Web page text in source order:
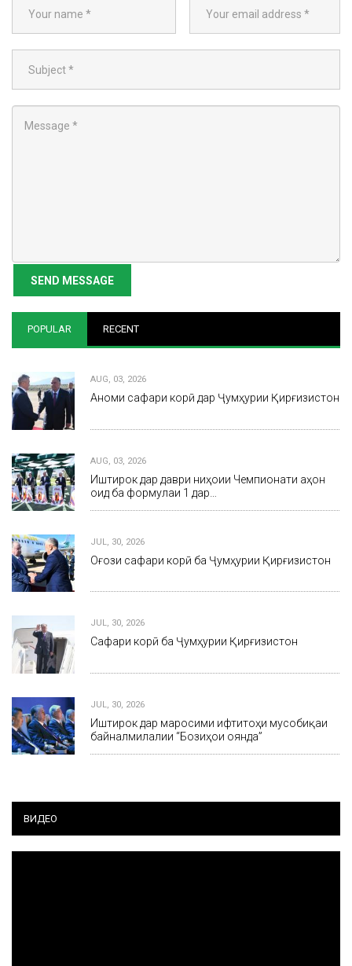
name
email
SEND MESSAGE
POPULAR RECENT
AUG, 03, 2026
Анҷоми сафари корӣ дар Ҷумҳурии Қирғизистон
AUG, 03, 2026
Иштирок дар даври ниҳоии Чемпионати ҷаҳон
оид ба формулаи 1 дар…
JUL, 30, 2026
Оғози сафари корӣ ба Ҷумҳурии Қирғизистон
JUL, 30, 2026
Сафари корӣ ба Ҷумҳурии Қирғизистон
JUL, 30, 2026
Иштирок дар маросими ифтитоҳи мусобиқаи
байналмилалии “Бозиҳои оянда”
ВИДЕО